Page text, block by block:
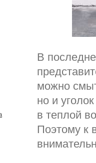
В
можно
но и
в теплой
Поэтому к